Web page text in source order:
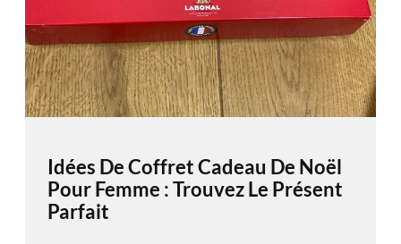
Idées De Coffret Cadeau De Noël
Pour Femme : Trouvez Le Présent
Parfait